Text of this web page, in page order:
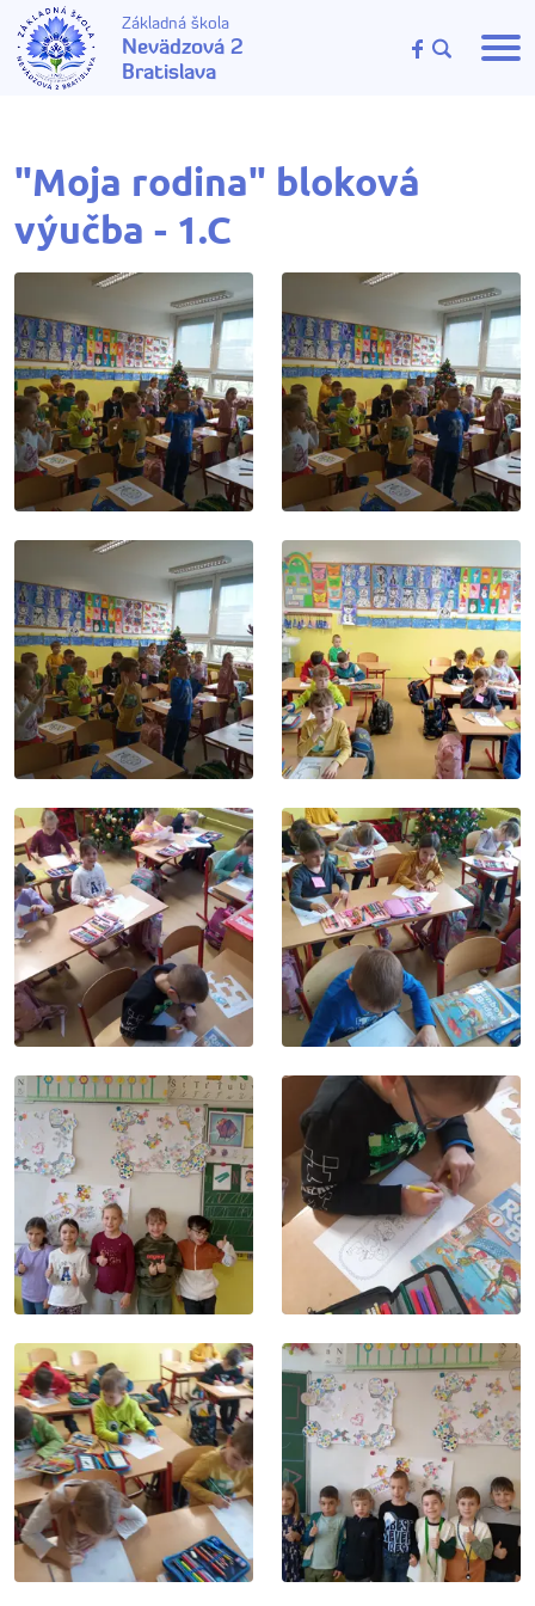
Základná škola
Nevädzová 2
Bratislava
"Moja rodina" bloková
výučba - 1.C